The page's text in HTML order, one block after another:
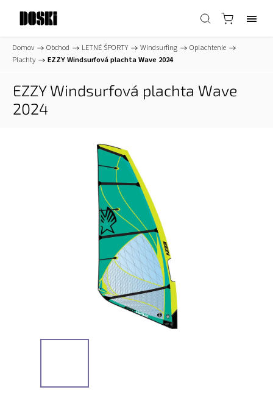
Domov / Obchod / LETNÉ ŠPORTY / Windsurfing / Oplachtenie /
Plachty / EZZY Windsurfová plachta Wave 2024
EZZY Windsurfová plachta Wave
2024